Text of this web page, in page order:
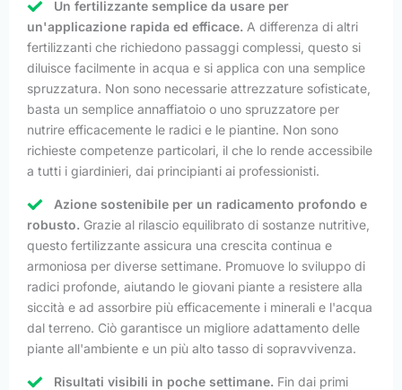
Un fertilizzante semplice da usare per
un'applicazione rapida ed efficace. A differenza di altri
fertilizzanti che richiedono passaggi complessi, questo si
diluisce facilmente in acqua e si applica con una semplice
spruzzatura. Non sono necessarie attrezzature sofisticate,
basta un semplice annaffiatoio o uno spruzzatore per
nutrire efficacemente le radici e le piantine. Non sono
richieste competenze particolari, il che lo rende accessibile
a tutti i giardinieri, dai principianti ai professionisti.
Azione sostenibile per un radicamento profondo e
robusto. Grazie al rilascio equilibrato di sostanze nutritive,
questo fertilizzante assicura una crescita continua e
armoniosa per diverse settimane. Promuove lo sviluppo di
radici profonde, aiutando le giovani piante a resistere alla
siccità e ad assorbire più efficacemente i minerali e l'acqua
dal terreno. Ciò garantisce un migliore adattamento delle
piante all'ambiente e un più alto tasso di sopravvivenza.
Risultati visibili in poche settimane. Fin dai primi